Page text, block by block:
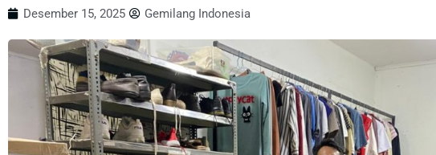
Desember 15, 2025 Gemilang Indonesia